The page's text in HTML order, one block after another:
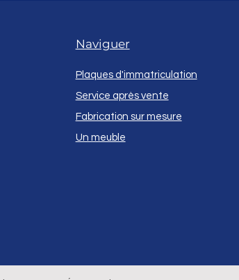
Naviguer
Plaques d'immatriculation
Service après vente
Fabrication sur mesure
Un meuble